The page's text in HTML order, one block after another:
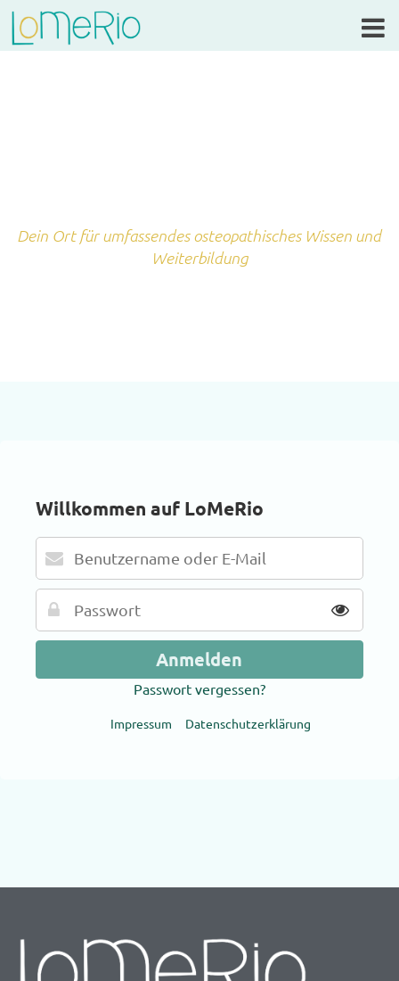
Dein Ort für umfassendes osteopathisches Wissen und
Weiterbildung
Willkommen auf LoMeRio
Passwort vergessen?
Impressum Datenschutzerklärung